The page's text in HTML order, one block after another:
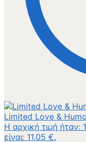
Limited Love &
Η αρχική τιμή ήταν:
είναι: 11,05 €.